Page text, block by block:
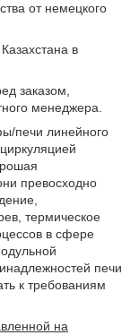
от немецкого
в
заказом,
менеджера.
печи линейного
превосходно
термическое
в сфере
печи
к требованиям
на